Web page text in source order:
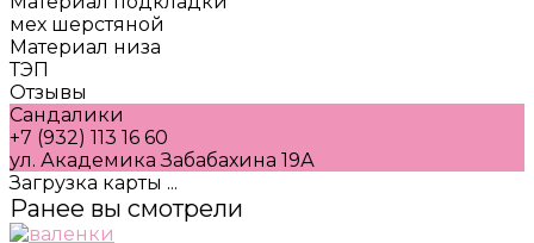
мех шерстяной
Материал низа
ТЭП
Отзывы
Сандалики
+7 (932) 113 16 60
ул. Академика Забабахина 19А
Загрузка карты ...
Ранее вы смотрели